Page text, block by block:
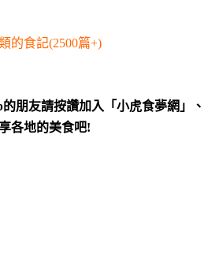
的食記(2500篇+)
朋友請按讚加入「小虎食夢網」、
各地的美食吧!